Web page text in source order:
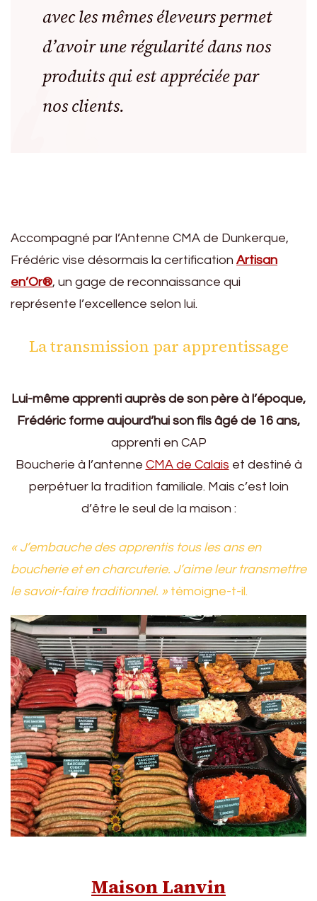
avec les mêmes éleveurs permet
d’avoir une régularité dans nos
produits qui est appréciée par
nos clients.
Accompagné par l’Antenne CMA de Dunkerque,
Frédéric vise désormais la certification Artisan
en’Or®, un gage de reconnaissance qui
représente l’excellence selon lui.
La transmission par apprentissage
Lui-même apprenti auprès de son père à l’époque,
Frédéric forme aujourd’hui son fils âgé de 16 ans,
apprenti en CAP
Boucherie à l’antenne CMA de Calais et destiné à
perpétuer la tradition familiale. Mais c’est loin
d’être le seul de la maison :
« J’embauche des apprentis tous les ans en
boucherie et en charcuterie. J’aime leur transmettre
le savoir-faire traditionnel. » témoigne-t-il.
Maison Lanvin